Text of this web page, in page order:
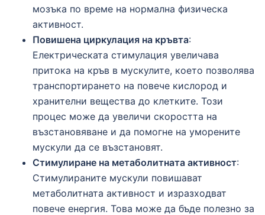
мозъка по време на нормална физическа
активност.
Повишена циркулация на кръвта:
Електрическата стимулация увеличава
притока на кръв в мускулите, което позволява
транспортирането на повече кислород и
хранителни вещества до клетките. Този
процес може да увеличи скоростта на
възстановяване и да помогне на уморените
мускули да се възстановят.
Стимулиране на метаболитната активност:
Стимулираните мускули повишават
метаболитната активност и изразходват
повече енергия. Това може да бъде полезно за